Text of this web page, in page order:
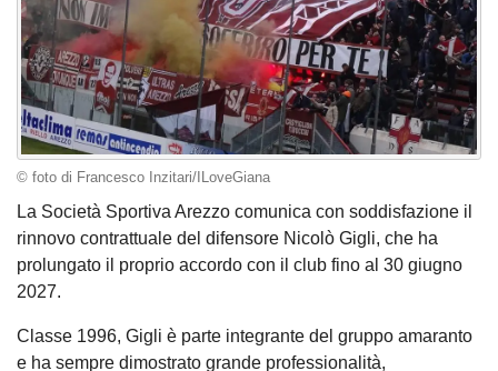
© foto di Francesco Inzitari/ILoveGiana
La Società Sportiva Arezzo comunica con soddisfazione il
rinnovo contrattuale del difensore Nicolò Gigli, che ha
prolungato il proprio accordo con il club fino al 30 giugno
2027.
Classe 1996, Gigli è parte integrante del gruppo amaranto
e ha sempre dimostrato grande professionalità,